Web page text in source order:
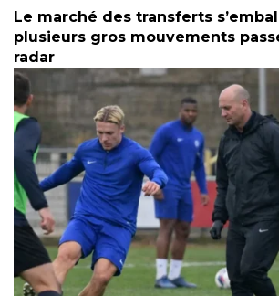
Le marché des transferts
plusieurs gros mouvements
radar